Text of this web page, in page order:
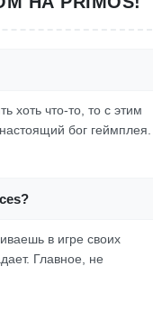
хоть что-то, то с этим
бог геймплея.
в игре своих
Главное, не